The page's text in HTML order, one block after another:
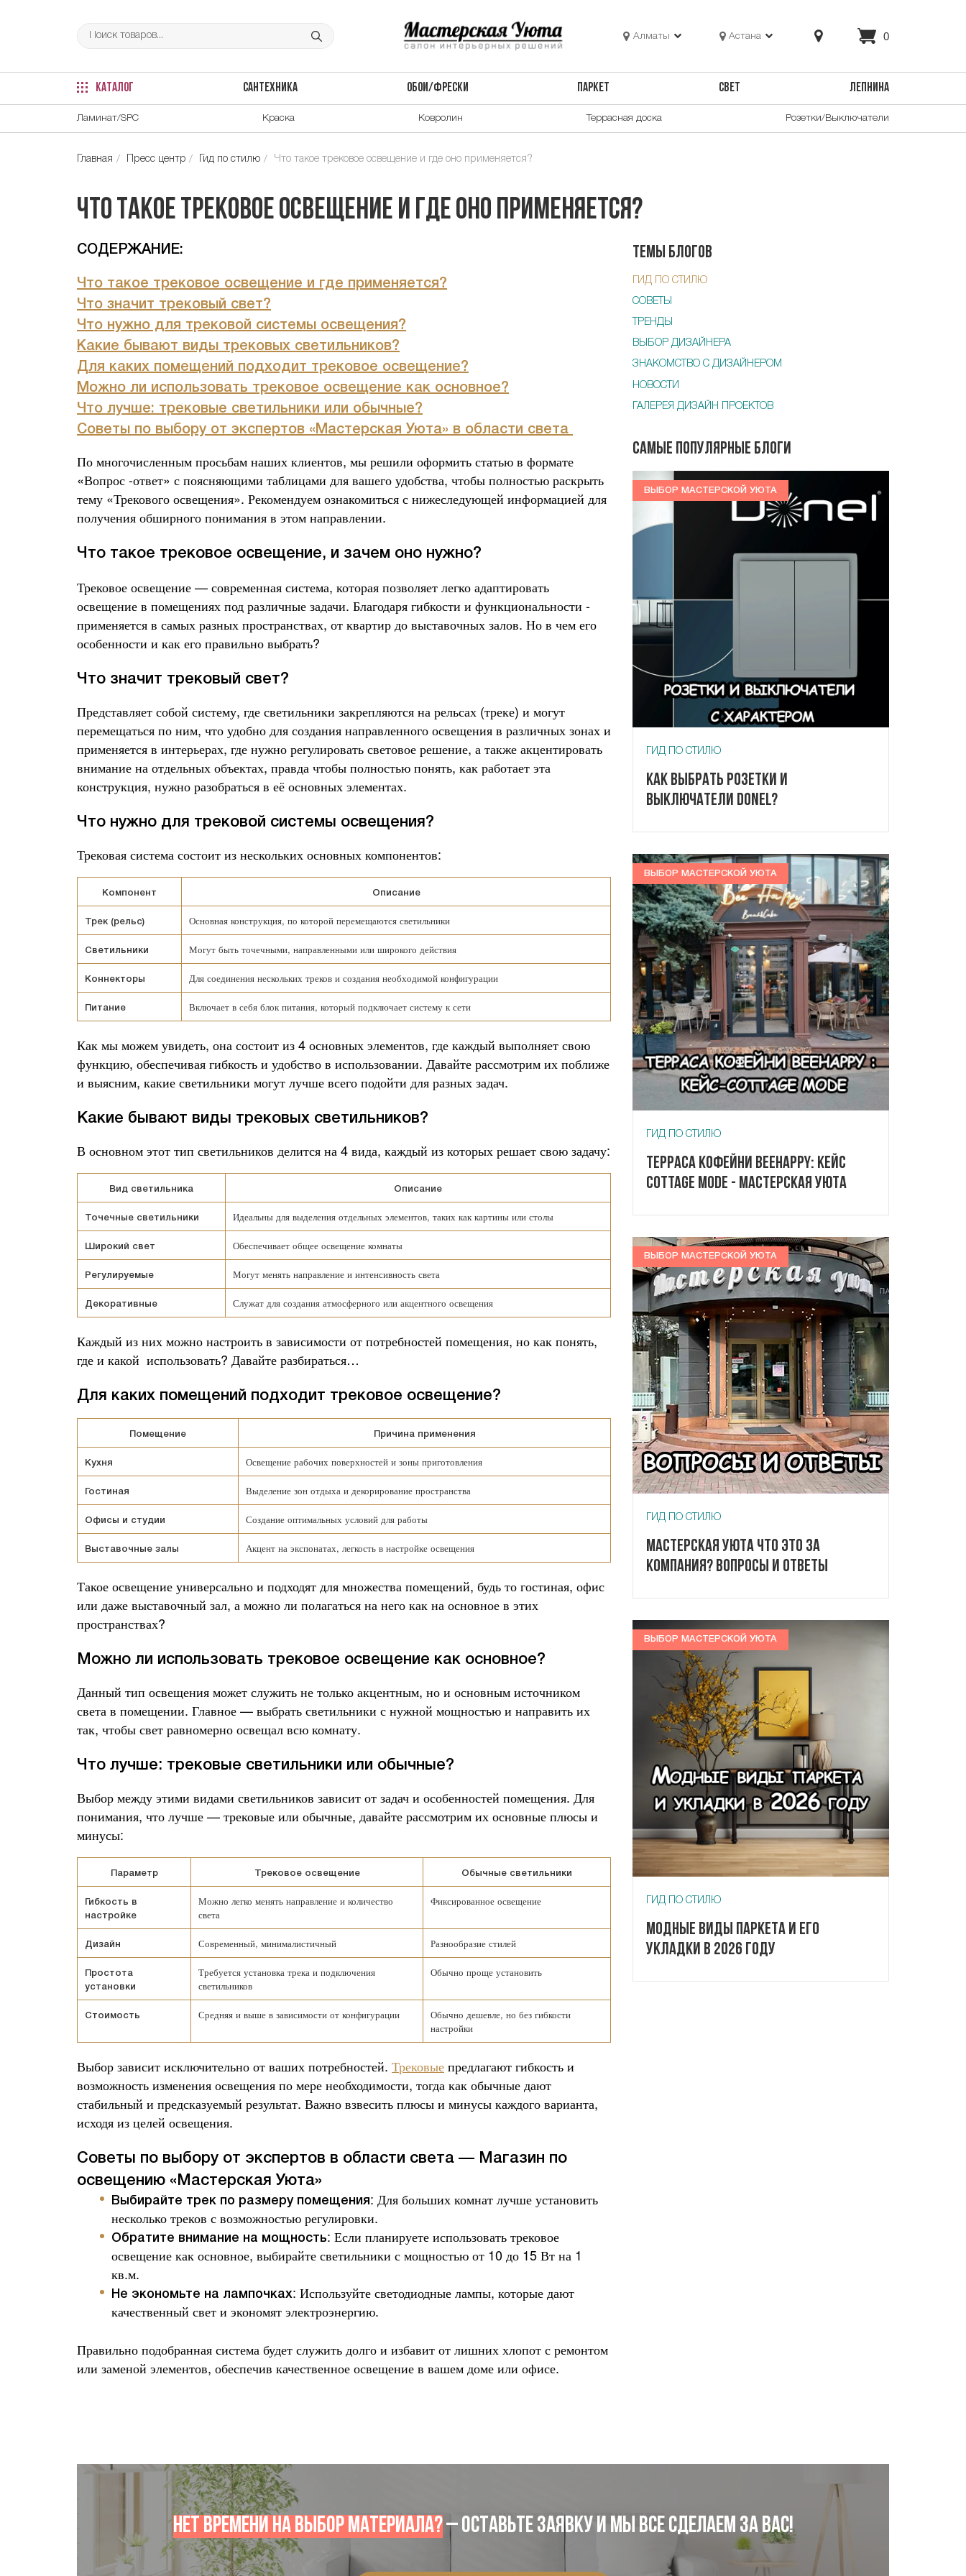
Алматы Астана 0
КАТАЛОГ САНТЕХНИКА ОБОИ/ФРЕСКИ ПАРКЕТ СВЕТ ЛЕПНИНА
Ламинат/SPC Краска Ковролин Террасная доска Розетки/Выключатели
Главная Пресс центр Гид по стилю Что такое трековое освещение и где оно применяется?
Что такое трековое освещение и где оно применяется?
CОДЕРЖАНИЕ:
Что такое трековое освещение и где применяется?
Что значит трековый свет?
Что нужно для трековой системы освещения?
Какие бывают виды трековых светильников?
Для каких помещений подходит трековое освещение?
Можно ли использовать трековое освещение как основное?
Что лучше: трековые светильники или обычные?
Советы по выбору от экспертов «Мастерская Уюта» в области света
По многочисленным просьбам наших клиентов, мы решили оформить статью в формате
«Вопрос -ответ» с поясняющими таблицами для вашего удобства, чтобы полностью раскрыть
тему «Трекового освещения». Рекомендуем ознакомиться с нижеследующей информацией для
получения обширного понимания в этом направлении.
Что такое трековое освещение, и зачем оно нужно?
Трековое освещение — современная система, которая позволяет легко адаптировать
освещение в помещениях под различные задачи. Благодаря гибкости и функциональности -
применяется в самых разных пространствах, от квартир до выставочных залов. Но в чем его
особенности и как его правильно выбрать?
Что значит трековый свет?
Представляет собой систему, где светильники закрепляются на рельсах (треке) и могут
перемещаться по ним, что удобно для создания направленного освещения в различных зонах и
применяется в интерьерах, где нужно регулировать световое решение, а также акцентировать
внимание на отдельных объектах, правда чтобы полностью понять, как работает эта
конструкция, нужно разобраться в её основных элементах.
Что нужно для трековой системы освещения?
Трековая система состоит из нескольких основных компонентов:
Компонент Описание
Трек (рельс) Основная конструкция, по которой перемещаются светильники
Светильники Могут быть точечными, направленными или широкого действия
Коннекторы Для соединения нескольких треков и создания необходимой конфигурации
Питание Включает в себя блок питания, который подключает систему к сети
Как мы можем увидеть, она состоит из 4 основных элементов, где каждый выполняет свою
функцию, обеспечивая гибкость и удобство в использовании. Давайте рассмотрим их поближе
и выясним, какие светильники могут лучше всего подойти для разных задач.
Какие бывают виды трековых светильников?
В основном этот тип светильников делится на 4 вида, каждый из которых решает свою задачу:
Вид светильника Описание
Точечные светильники Идеальны для выделения отдельных элементов, таких как картины или столы
Широкий свет Обеспечивает общее освещение комнаты
Регулируемые Могут менять направление и интенсивность света
Декоративные Служат для создания атмосферного или акцентного освещения
Каждый из них можно настроить в зависимости от потребностей помещения, но как понять,
где и какой использовать? Давайте разбираться…
Для каких помещений подходит трековое освещение?
Помещение Причина применения
Кухня Освещение рабочих поверхностей и зоны приготовления
Гостиная Выделение зон отдыха и декорирование пространства
Офисы и студии Создание оптимальных условий для работы
Выставочные залы Акцент на экспонатах, легкость в настройке освещения
Такое освещение универсально и подходят для множества помещений, будь то гостиная, офис
или даже выставочный зал, а можно ли полагаться на него как на основное в этих
пространствах?
Можно ли использовать трековое освещение как основное?
Данный тип освещения может служить не только акцентным, но и основным источником
света в помещении. Главное — выбрать светильники с нужной мощностью и направить их
так, чтобы свет равномерно освещал всю комнату.
Что лучше: трековые светильники или обычные?
Выбор между этими видами светильников зависит от задач и особенностей помещения. Для
понимания, что лучше — трековые или обычные, давайте рассмотрим их основные плюсы и
минусы:
Параметр Трековое освещение Обычные светильники
Гибкость в
настройке
Можно легко менять направление и количество
света
Фиксированное освещение
Дизайн Современный, минималистичный Разнообразие стилей
Простота
установки
Требуется установка трека и подключения
светильников
Обычно проще установить
Стоимость Средняя и выше в зависимости от конфигурации
Обычно дешевле, но без гибкости
настройки
Выбор зависит исключительно от ваших потребностей. Трековыепредлагают гибкость и
возможность изменения освещения по мере необходимости, тогда как обычные дают
стабильный и предсказуемый результат. Важно взвесить плюсы и минусы каждого варианта,
исходя из целей освещения.
Советы по выбору от экспертов в области света — Магазин по
освещению «Мастерская Уюта»
Выбирайте трек по размеру помещения: Для больших комнат лучше установить
несколько треков с возможностью регулировки.
Обратите внимание на мощность: Если планируете использовать трековое
освещение как основное, выбирайте светильники с мощностью от 10 до 15 Вт на 1
кв.м.
Не экономьте на лампочках: Используйте светодиодные лампы, которые дают
качественный свет и экономят электроэнергию.
Правильно подобранная система будет служить долго и избавит от лишних хлопот с ремонтом
или заменой элементов, обеспечив качественное освещение в вашем доме или офисе.
Темы блогов
ГИД ПО СТИЛЮ
СОВЕТЫ
ТРЕНДЫ
ВЫБОР ДИЗАЙНЕРА
ЗНАКОМСТВО С ДИЗАЙНЕРОМ
НОВОСТИ
ГАЛЕРЕЯ ДИЗАЙН ПРОЕКТОВ
Самые популярные блоги
ВЫБОР МАСТЕРСКОЙ УЮТА
ГИД ПО СТИЛЮ
Как выбрать розетки и
выключатели Donel?
ВЫБОР МАСТЕРСКОЙ УЮТА
ГИД ПО СТИЛЮ
Терраса кофейни Beehappy: кейс
Cottage Mode - Мастерская Уюта
ВЫБОР МАСТЕРСКОЙ УЮТА
ГИД ПО СТИЛЮ
Мастерская Уюта что это за
компания? Вопросы и ответы
ВЫБОР МАСТЕРСКОЙ УЮТА
ГИД ПО СТИЛЮ
Модные виды паркета и его
укладки в 2026 году
Нет времени на выбор материала?– Оставьте заявку и мы все сделаем за Вас!